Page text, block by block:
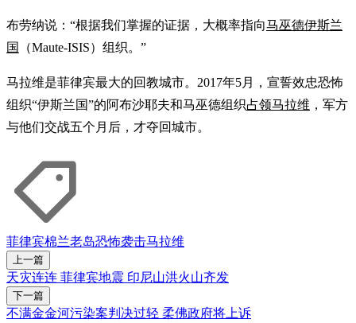
布劳纳说：“根据我们掌握的证据，大概率指向马巫德伊斯兰
国
（Maute-ISIS）组织。”
马拉维是菲律宾最大的回教城市。2017年5月，宣誓效忠恐怖
组织“伊斯兰国”的阿布沙耶夫和马巫德组织占领马拉维 ，军方
与他们交战五个月后，才夺回城市。
菲律宾棉兰老岛恐怖袭击马拉维
上一篇
天灾连连 菲律宾地震 印尼山洪火山齐发
下一篇
不满金金河污染案判决过轻 柔佛政府将上诉